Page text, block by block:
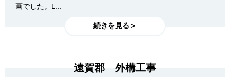
画でした。L...
続きを見る＞
遠賀郡 外構工事